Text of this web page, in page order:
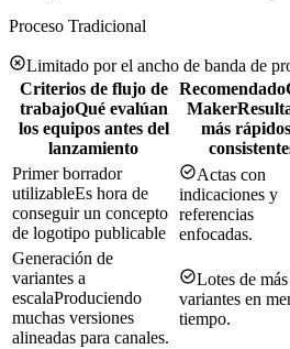
Proceso Tradicional
Limitado por el ancho de banda de
Criterios de flujo de
trabajoQué evalúan
los equipos antes del
lanzamiento
Recomendado
Maker
más
Primer borrador
utilizableEs hora de
conseguir un concepto
de logotipo publicable
Actas con
indicaciones y
referencias
enfocadas.
Generación de
variantes a
escalaProduciendo
muchas versiones
alineadas para canales.
Lotes de más
variantes en
tiempo.